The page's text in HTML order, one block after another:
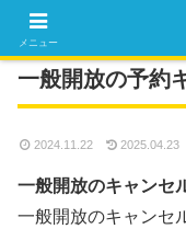
一般開放の予約
2024.11.22 2025.04.23
一般開放のキャンセ
一般開放のキャンセ
メニュー